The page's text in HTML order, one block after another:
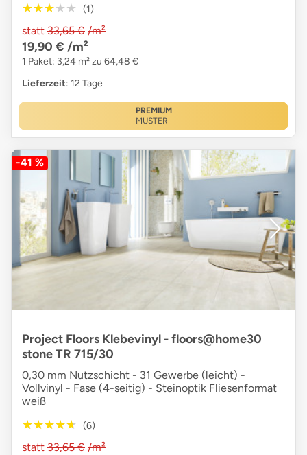
★★★★★
★★★★★ (1)
statt 33,65 € /m²
19,90 € /m²
1 Paket: 3,24 m² zu 64,48 €
Lieferzeit: 12 Tage
PREMIUM
MUSTER
-41 %
Project Floors Klebevinyl - floors@home30
stone TR 715/30
0,30 mm Nutzschicht - 31 Gewerbe (leicht) -
Vollvinyl - Fase (4-seitig) - Steinoptik Fliesenformat
weiß
★★★★★
★★★★★ (6)
statt 33,65 € /m²